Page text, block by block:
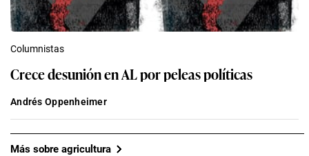
Columnistas
Crece desunión en AL por peleas políticas
Andrés Oppenheimer
Más sobre agricultura